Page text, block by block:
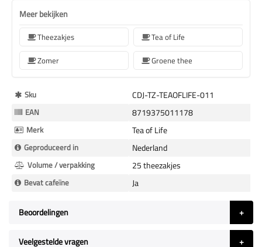
Meer bekijken
Theezakjes
Tea of Life
Zomer
Groene thee
Meer
Informatie
Sku CDJ-TZ-TEAOFLIFE-011
EAN 8719375011178
Merk Tea of Life
Geproduceerd in Nederland
Volume / verpakking 25 theezakjes
Bevat cafeïne Ja
Beoordelingen
Veelgestelde vragen